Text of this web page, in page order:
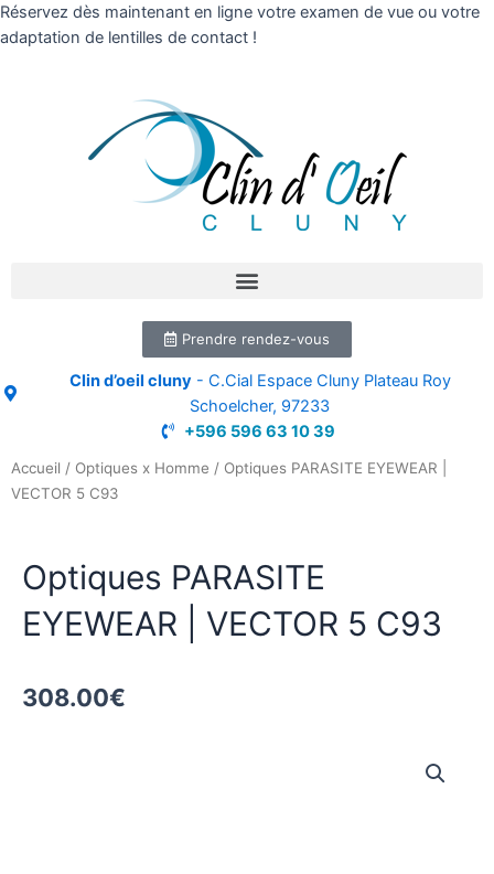
Réservez dès maintenant en ligne votre examen de vue ou votre
adaptation de lentilles de contact !
Prendre rendez-vous
Clin d’oeil cluny- C.Cial Espace Cluny Plateau Roy
Schoelcher, 97233
+596 596 63 10 39
Accueil / Optiques x Homme / Optiques PARASITE EYEWEAR |
VECTOR 5 C93
Optiques PARASITE
EYEWEAR | VECTOR 5 C93
308.00€